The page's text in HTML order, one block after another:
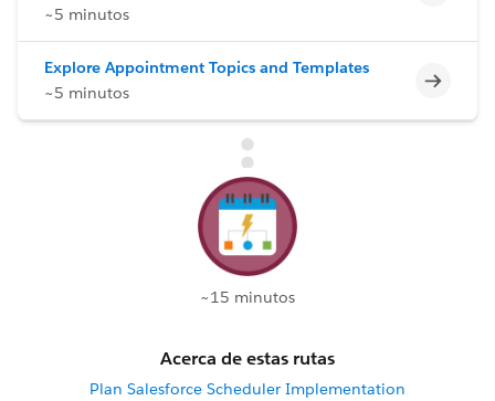
~5 minutos
Explore Appointment Topics and Templates
~5 minutos
~15 minutos
Acerca de estas rutas
Plan Salesforce Scheduler Implementation